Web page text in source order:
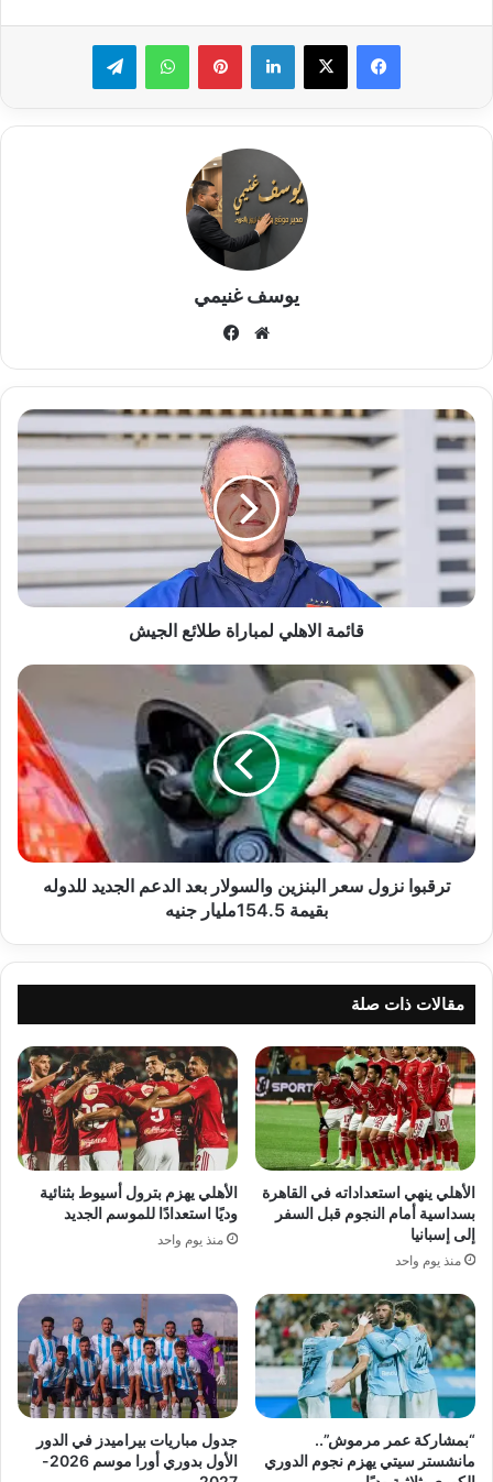
لينكدإن بينتيريستواتساب تيلقرام
يوسف غنيمي
موقع
قائمة
الاهلي
لمباراة
طلائع
الجيش
قائمة الاهلي لمباراة طلائع الجيش
ترقبوا
نزول
البنزين
والسولار
بعد
الدعم
الجديد
للدوله
بقيمةترقبوا نزول سعر البنزين والسولار بعد الدعم الجديد للدوله
بقيمة 154.5مليار جنيه
مقالات ذات صلة
الأهلي ينهي استعداداته في القاهرة
بسداسية أمام النجوم قبل السفر
إلى إسبانيا
منذ يوم واحد
الأهلي يهزم بترول أسيوط بثنائية
وديًا استعدادًا للموسم الجديد
منذ يوم واحد
“بمشاركة عمر مرموش”..
مانشستر سيتي يهزم نجوم الدوري
جدول مباريات بيراميدز في الدور
الأول بدوري أورا موسم 2026-